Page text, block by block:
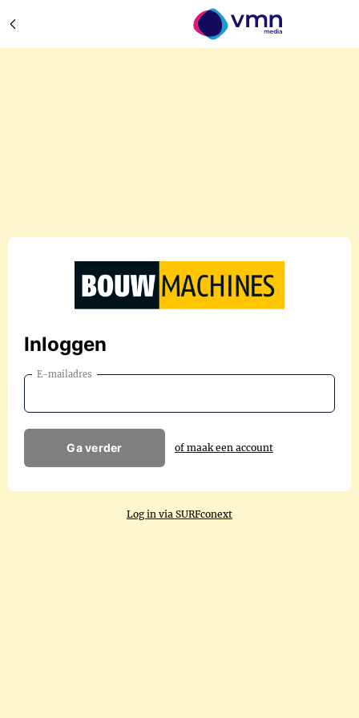
Inloggen
E-mailadres
Ga verder of maak een account
Log in via SURFconext